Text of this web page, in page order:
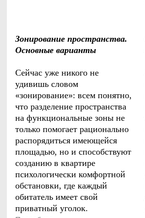
Зонирование пространства.
Основные варианты
Сейчас уже никого не
удивишь словом
«зонирование»: всем понятно,
что разделение пространства
на функциональные зоны не
только помогает рационально
распорядиться имеющейся
площадью, но и способствуют
созданию в квартире
психологически комфортной
обстановки, где каждый
обитатель имеет свой
приватный уголок.